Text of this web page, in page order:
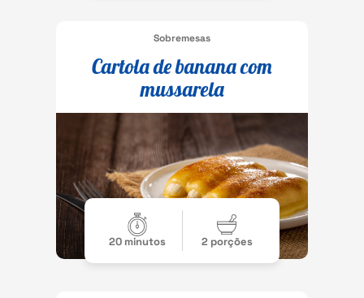
Sobremesas
Cartola de banana com
mussarela
20 minutos 2 porções